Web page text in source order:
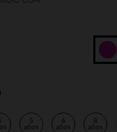
5
años
6
años
8
años